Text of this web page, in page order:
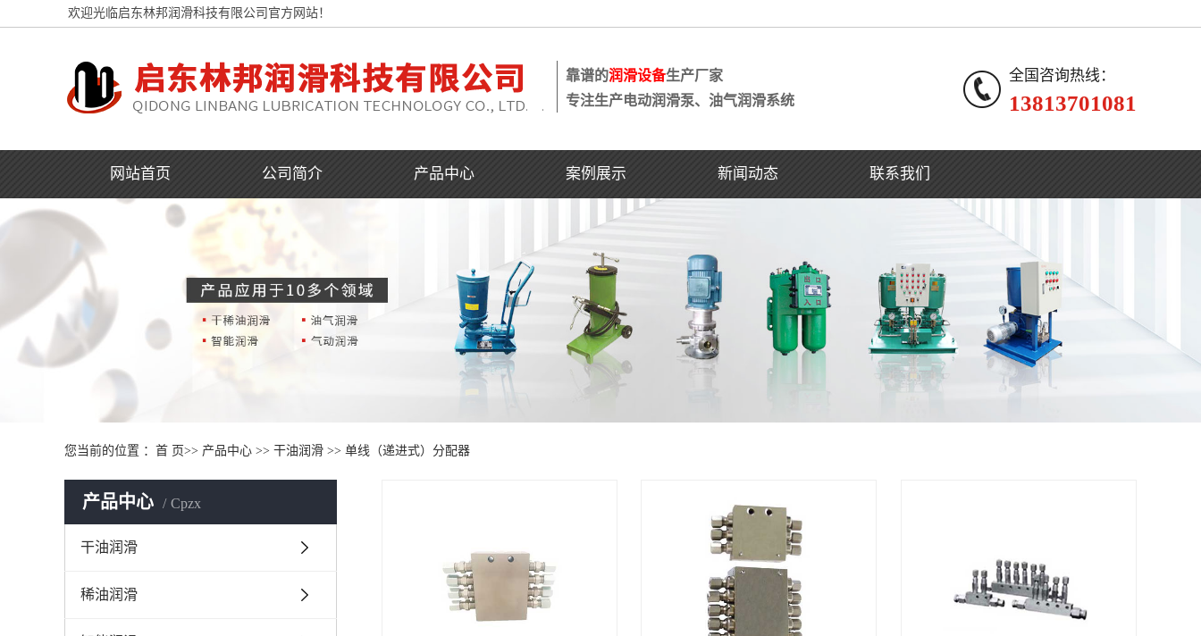
欢迎光临启东林邦润滑科技有限公司官方网站！
靠谱的润滑设备生产厂家
专注生产电动润滑泵、油气润滑系统
全国咨询热线：
13813701081
网站首页 公司简介 产品中心 案例展示 新闻动态 联系我们
您当前的位置 ： 首 页>> 产品中心 >> 干油润滑 >> 单线（递进式）分配器
产品中心 Cpzx
干油润滑
稀油润滑